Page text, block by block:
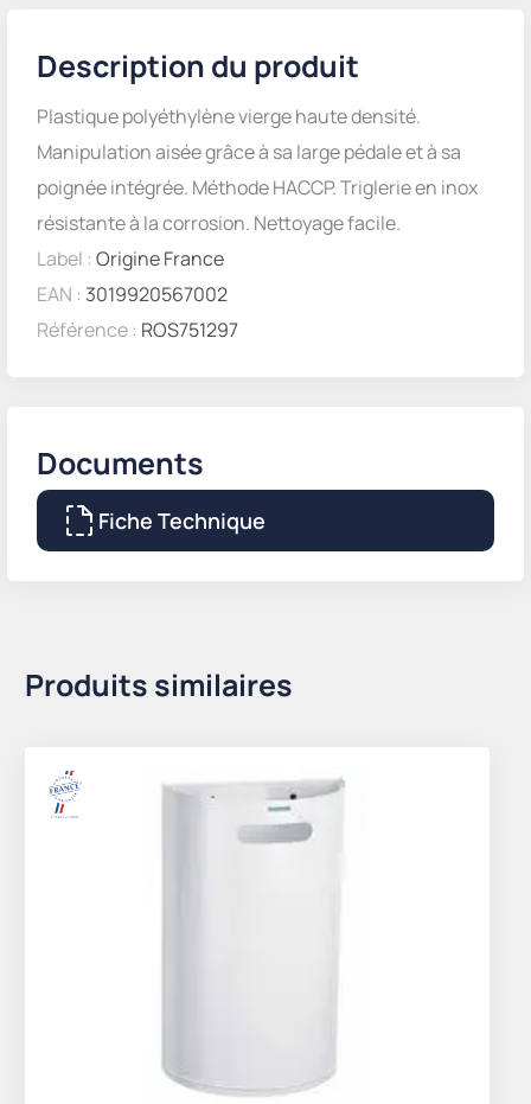
Description du produit
Plastique polyéthylène vierge haute densité.
Manipulation aisée grâce à sa large pédale et à sa
poignée intégrée. Méthode HACCP. Triglerie en inox
résistante à la corrosion. Nettoyage facile.
Label : Origine France
EAN : 3019920567002
Référence : ROS751297
Documents
Fiche Technique
Produits similaires